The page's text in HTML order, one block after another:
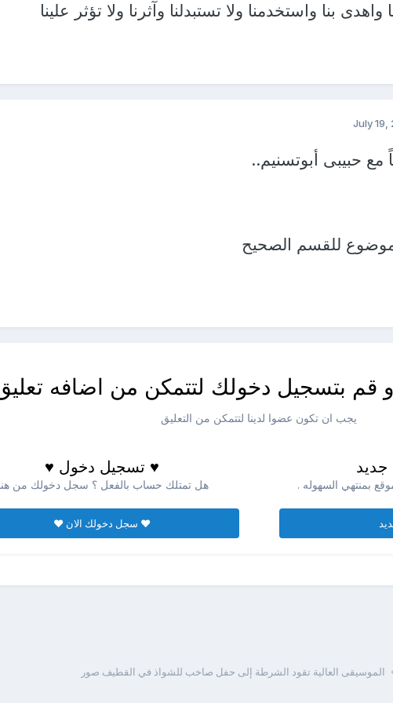
واهدى بنا واستخدمنا ولا تستبدلنا وآثرنا ولا تؤثر علينا
July 19,
مع حبيبى أبوتسنيم..
للقسم الصحيح
بتسجيل دخولك لتتمكن من اضافه
يجب ان تكون عضوا لدينا لتتمكن من التعليق
بمنتهي السهوله .
♥ تسجيل دخول ♥
هل تمتلك حساب بالفعل ؟ سجل دخولك من
♥ سجل دخولك الان ♥
الموسيقى العالية تقود الشرطة إلى حفل صاخب للشواذ في القطيف صور